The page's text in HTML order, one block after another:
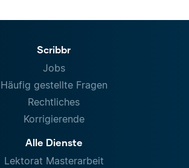
Scribbr
Jobs
Häufig gestellte Fragen
Rechtliches
Korrigierende
Alle Dienste
Lektorat Masterarbeit